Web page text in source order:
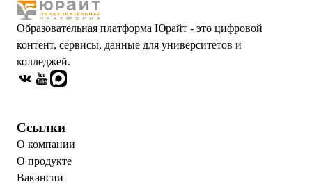
Образовательная платформа Юрайт - это цифровой
контент, сервисы, данные для университетов и
колледжей.
Ссылки
О компании
О продукте
Вакансии